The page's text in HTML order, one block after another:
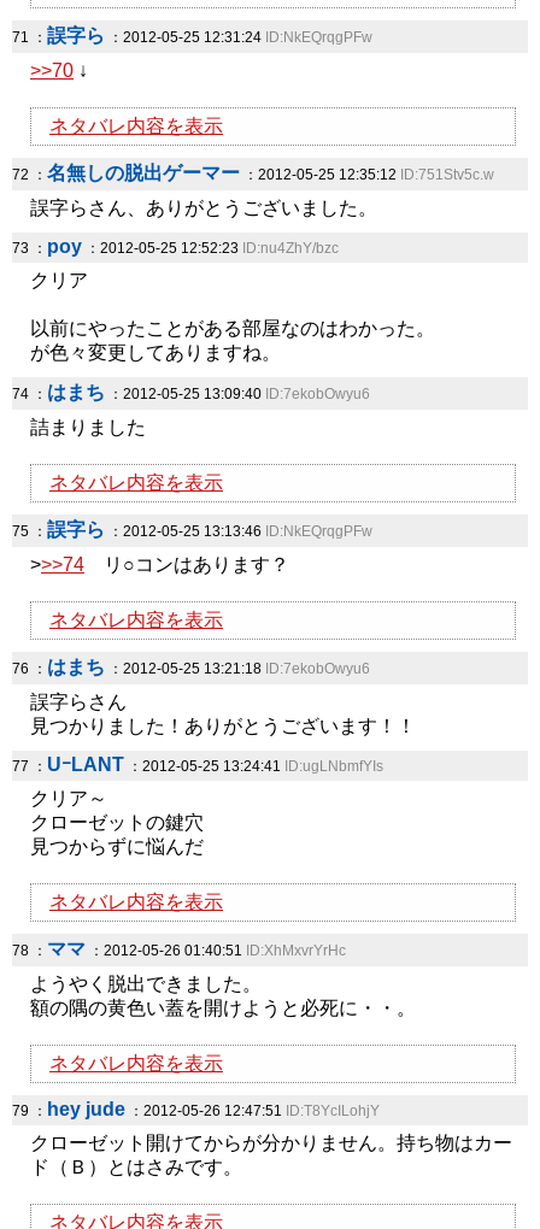
71 ： 誤字ら ：2012-05-25 12:31:24 ID:NkEQrqgPFw
>>70 ↓
ネタバレ内容を表示
72 ： 名無しの脱出ゲーマー ：2012-05-25 12:35:12 ID:751Stv5c.w
誤字らさん、ありがとうございました。
73 ： poy ：2012-05-25 12:52:23 ID:nu4ZhY/bzc
クリア
以前にやったことがある部屋なのはわかった。
が色々変更してありますね。
74 ： はまち ：2012-05-25 13:09:40 ID:7ekobOwyu6
詰まりました
ネタバレ内容を表示
75 ： 誤字ら ：2012-05-25 13:13:46 ID:NkEQrqgPFw
>>>74 リ○コンはあります？
ネタバレ内容を表示
76 ： はまち ：2012-05-25 13:21:18 ID:7ekobOwyu6
誤字らさん
見つかりました！ありがとうございます！！
77 ： UｰLANT ：2012-05-25 13:24:41 ID:ugLNbmfYIs
クリア～
クローゼットの鍵穴
見つからずに悩んだ
ネタバレ内容を表示
78 ： ママ ：2012-05-26 01:40:51 ID:XhMxvrYrHc
ようやく脱出できました。
額の隅の黄色い蓋を開けようと必死に・・。
ネタバレ内容を表示
79 ： hey jude ：2012-05-26 12:47:51 ID:T8YcILohjY
クローゼット開けてからが分かりません。持ち物はカー
ド（Ｂ）とはさみです。
ネタバレ内容を表示